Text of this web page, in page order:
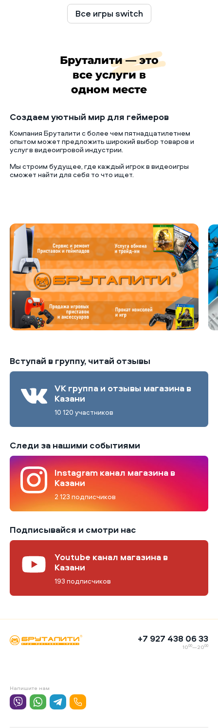
Все игры switch
Бруталити — это
все услуги в
одном месте
Создаем уютный мир для геймеров
Компания Бруталити с более чем пятнадцатилетнем
опытом может предложить широкий выбор товаров и
услуг в видеоигровой индустрии.
Мы строим будущее, где каждый игрок в видеоигры
сможет найти для себя то что ищет.
Вступай в группу, читай отзывы
VK группа и отзывы магазина в
Казани
10 120 участников
Следи за нашими событиями
Instagram канал магазина в
Казани
2 123 подписчиков
Подписывайся и смотри нас
Youtube канал магазина в
Казани
193 подписчиков
+7 927 438 06 33
1000—2000
Напишите нам